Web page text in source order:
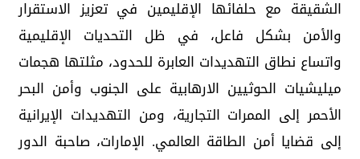
الشقيقة مع حلفائها الإقليمين في تعزيز الاستقرار
والأمن بشكل فاعل، في ظل التحديات الإقليمية
واتساع نطاق التهديدات العابرة للحدود، مثلتها هجمات
ميليشيات الحوثيين الارهابية على الجنوب وأمن البحر
الأحمر إلى الممرات التجارية، ومن التهديدات الإيرانية
إلى قضايا أمن الطاقة العالمي. الإمارات، صاحبة الدور